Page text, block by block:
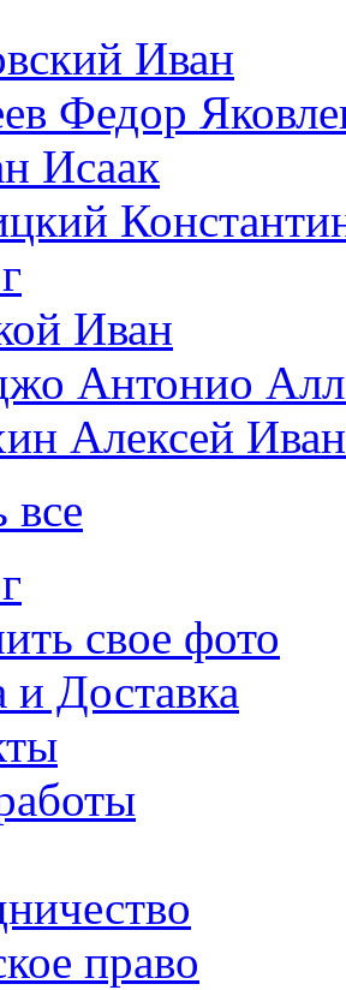
Иван
Федор
Исаак
Иван
Антонио
Алексей
все
свое фото
и Доставка
право